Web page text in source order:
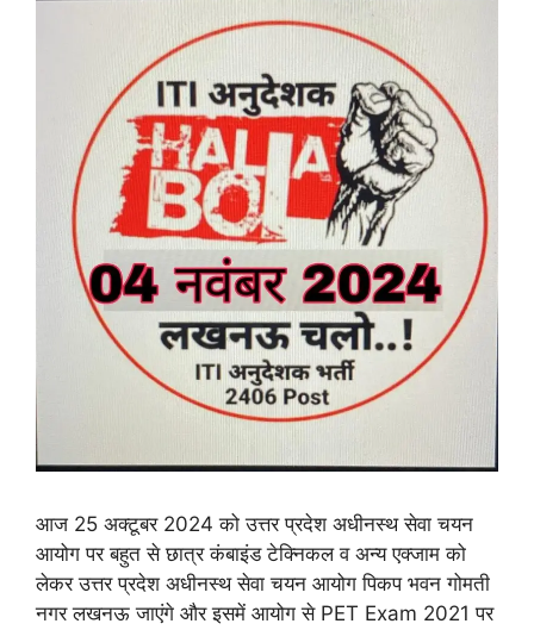
आज 25 अक्टूबर 2024 को उत्तर प्रदेश अधीनस्थ सेवा चयन
आयोग पर बहुत से छात्र कंबाइंड टेक्निकल व अन्य एक्जाम को
लेकर उत्तर प्रदेश अधीनस्थ सेवा चयन आयोग पिकप भवन गोमती
नगर लखनऊ जाएंगे और इसमें आयोग से PET Exam 2021 पर